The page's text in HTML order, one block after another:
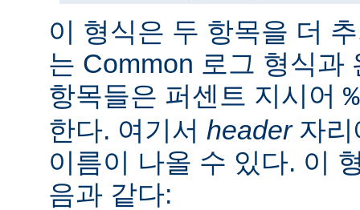
이 형식은 두 항목을 더
는 Common 로그 형식과
항목들은 퍼센트 지시어
한다. 여기서 header자리
이름이 나올 수 있다. 이
음과 같다: